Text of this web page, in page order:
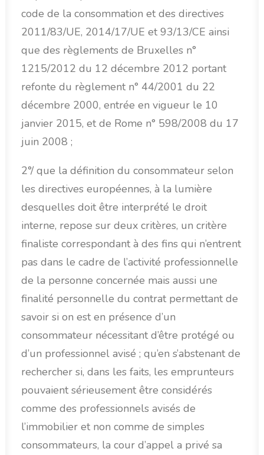
code de la consommation et des directives
2011/83/UE, 2014/17/UE et 93/13/CE ainsi
que des règlements de Bruxelles n°
1215/2012 du 12 décembre 2012 portant
refonte du règlement n° 44/2001 du 22
décembre 2000, entrée en vigueur le 10
janvier 2015, et de Rome n° 598/2008 du 17
juin 2008 ;
2°/ que la définition du consommateur selon
les directives européennes, à la lumière
desquelles doit être interprété le droit
interne, repose sur deux critères, un critère
finaliste correspondant à des fins qui n’entrent
pas dans le cadre de l’activité professionnelle
de la personne concernée mais aussi une
finalité personnelle du contrat permettant de
savoir si on est en présence d’un
consommateur nécessitant d’être protégé ou
d’un professionnel avisé ; qu’en s’abstenant de
rechercher si, dans les faits, les emprunteurs
pouvaient sérieusement être considérés
comme des professionnels avisés de
l’immobilier et non comme de simples
consommateurs, la cour d’appel a privé sa